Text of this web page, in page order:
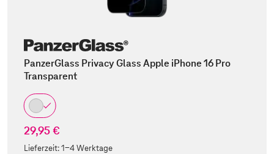
PanzerGlass Privacy Glass Apple iPhone 16 Pro
Transparent
29,95 €
Lieferzeit:1-4 Werktage